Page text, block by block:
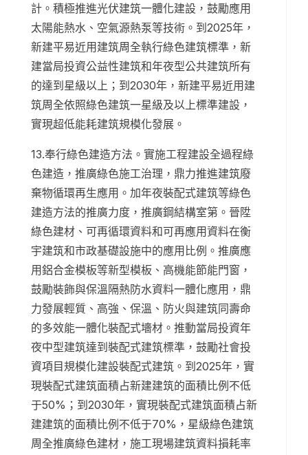
計。積極推進光伏建筑一體化建設，鼓勵應用
太陽能熱水、空氣源熱泵等技術。到2025年，
新建平易近用建筑周全執行綠色建筑標準，新
建當局投資公益性建筑和年夜型公共建筑所有
的達到星級以上；到2030年，新建平易近用建
筑周全依照綠色建筑一星級及以上標準建設，
實現超低能耗建筑規模化發展。
13.奉行綠色建造方法。實施工程建設全過程綠
色建造，推廣綠色施工治理，鼎力推進建筑廢
棄物循環再生應用。加年夜裝配式建筑等綠色
建造方法的推廣力度，推廣鋼結構室第。晉陞
綠色建材、可再循環資料和可再應用資料在衡
宇建筑和市政基礎設施中的應用比例。推廣應
用鋁合金模板等新型模板、高機能節能門窗，
鼓勵裝飾與保溫隔熱防水資料一體化應用，鼎
力發展輕質、高強、保溫、防火與建筑同壽命
的多效能一體化裝配式墻材。推動當局投資年
夜中型建筑達到裝配式建筑標準，鼓勵社會投
資項目規模化建設裝配式建筑。到2025年，實
現裝配式建筑面積占新建建筑的面積比例不低
于50%；到2030年，實現裝配式建筑面積占新
建建筑的面積比例不低于70%，星級綠色建筑
周全推廣綠色建材，施工現場建筑資料損耗率